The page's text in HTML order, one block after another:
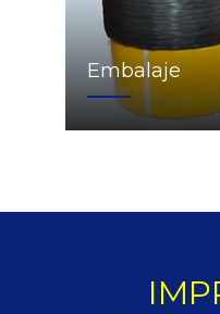
Embalaje